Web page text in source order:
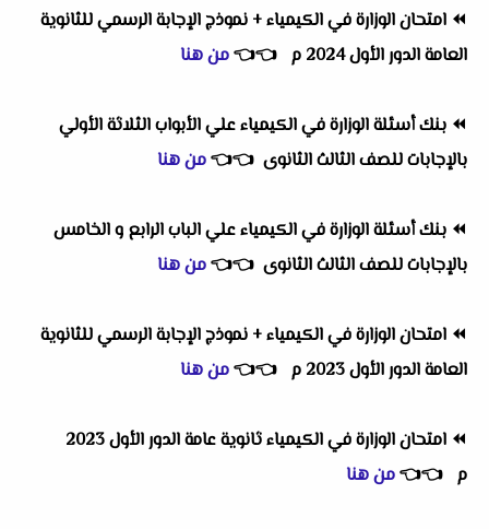
⏪ امتحان الوزارة في الكيمياء + نموذج الإجابة الرسمي للثانوية
العامة الدور الأول 2024 م
👈
👈من هنا
⏪ بنك أسئلة الوزارة في الكيمياء علي الأبواب الثلاثة الأولي
بالإجابات للصف الثالث الثانوى 👈
👈من هنا
⏪ بنك أسئلة الوزارة في الكيمياء علي الباب الرابع و الخامس
بالإجابات للصف الثالث الثانوى 👈
👈من هنا
⏪ امتحان الوزارة في الكيمياء + نموذج الإجابة الرسمي للثانوية
العامة الدور الأول 2023 م
👈
👈من هنا
⏪
امتحان الوزارة في الكيمياء ثانوية عامة الدور الأول 2023
م 👈
👈من هنا